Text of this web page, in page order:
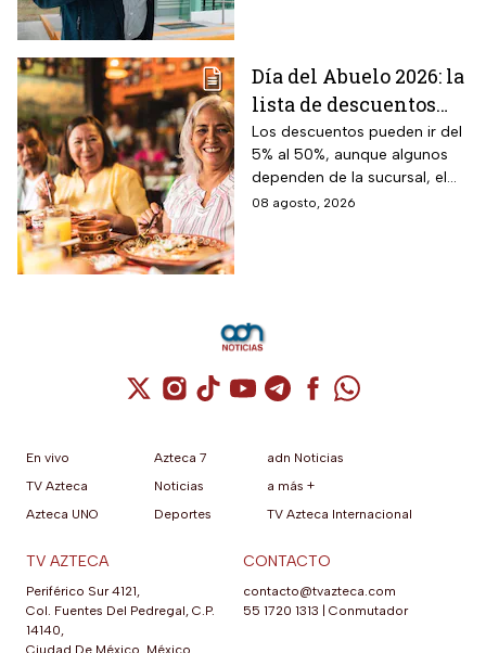
Día del Abuelo 2026: la
lista de descuentos
con tu credencial
INAPAM en
restaurantes,
transporte y tiendas
Los descuentos pueden ir del
5% al 50%, aunque algunos
dependen de la sucursal, el
servicio y los lugares
08 agosto, 2026
Cuenta de X / Twitter (se abre en una
Cuenta de Instagram (se abre en una
Cuenta de TikTok (se abre en
Cuenta de YouTube (se abre
Cuenta de Telegram (se
Cuenta de
Cuenta de
En vivo
TV Azteca
Azteca UNO
Azteca 7
Noticias
Deportes
adn Noticias
a más +
TV Azteca Internacional
TV AZTECA
Periférico Sur 4121,
Col. Fuentes Del Pedregal, C.P.
14140,
Ciudad De México, México.
CONTACTO
contacto@tvazteca.com
55 1720 1313
Conmutador